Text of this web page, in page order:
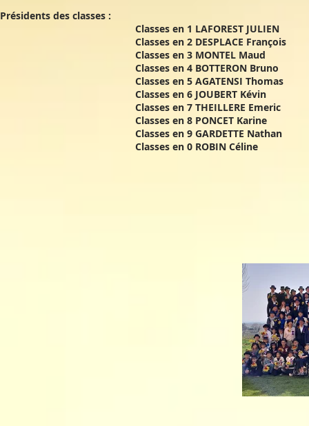
Présidents des classes :
Classes en 1 LAFOREST
Classes en 2 DESPLACE
Classes en 3 MONTEL
Classes en 4 BOTTERON
Classes en 5 AGATENSI
Classes en 6 JOUBERT Kévin
Classes en 7 THEILLERE
Classes en 8 PONCET
Classes en 9 GARDETTE
Classes en 0 ROBIN